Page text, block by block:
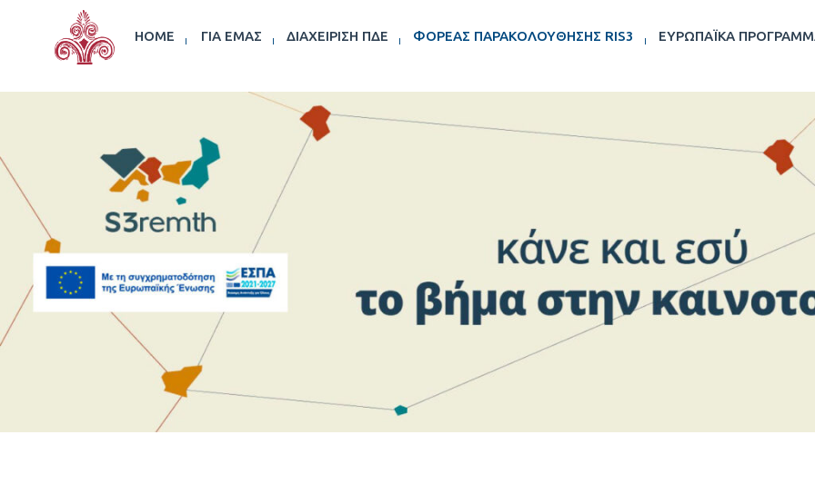
HOME ΓΙΑ ΕΜΆΣ ΔΙΑΧΕΊΡΙΣΗ ΠΔΕ ΦΟΡΈΑΣ ΠΑΡΑΚΟΛΟΎΘΗΣΗΣ RIS3 ΕΥΡΩΠΑΪΚΆ